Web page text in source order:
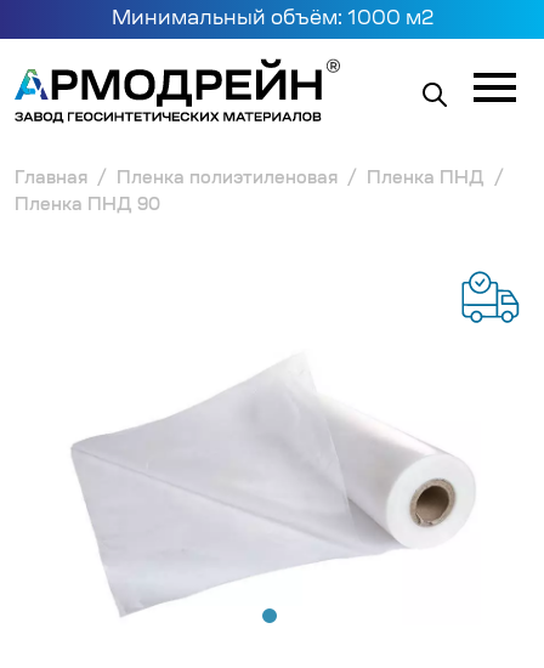
Главная Пленка полиэтиленовая
Пленка ПНД
Пленка ПНД 90
Минимальный объём: 1000 м2